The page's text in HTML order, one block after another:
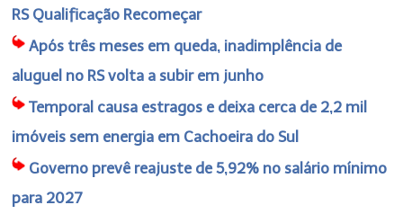
RS Qualificação Recomeçar
Após três meses em queda, inadimplência de
aluguel no RS volta a subir em junho
Temporal causa estragos e deixa cerca de 2,2 mil
imóveis sem energia em Cachoeira do Sul
Governo prevê reajuste de 5,92% no salário mínimo
para 2027